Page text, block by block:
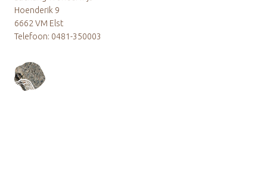
Hoenderik 9
6662 VM Elst
Telefoon: 0481-350003